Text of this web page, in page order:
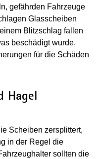
gefährden Fahrzeuge
Glasscheiben
Blitzschlag fallen
beschädigt wurde,
für die Schäden
Hagel
Scheiben zersplittert,
in der Regel die
sollten die